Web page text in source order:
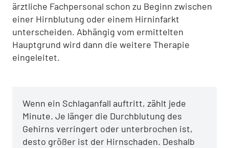
ärztliche Fachpersonal schon zu Beginn zwischen
einer Hirnblutung oder einem Hirninfarkt
unterscheiden. Abhängig vom ermittelten
Hauptgrund wird dann die weitere Therapie
eingeleitet.
Wenn ein Schlaganfall auftritt, zählt jede
Minute. Je länger die Durchblutung des
Gehirns verringert oder unterbrochen ist,
desto größer ist der Hirnschaden. Deshalb